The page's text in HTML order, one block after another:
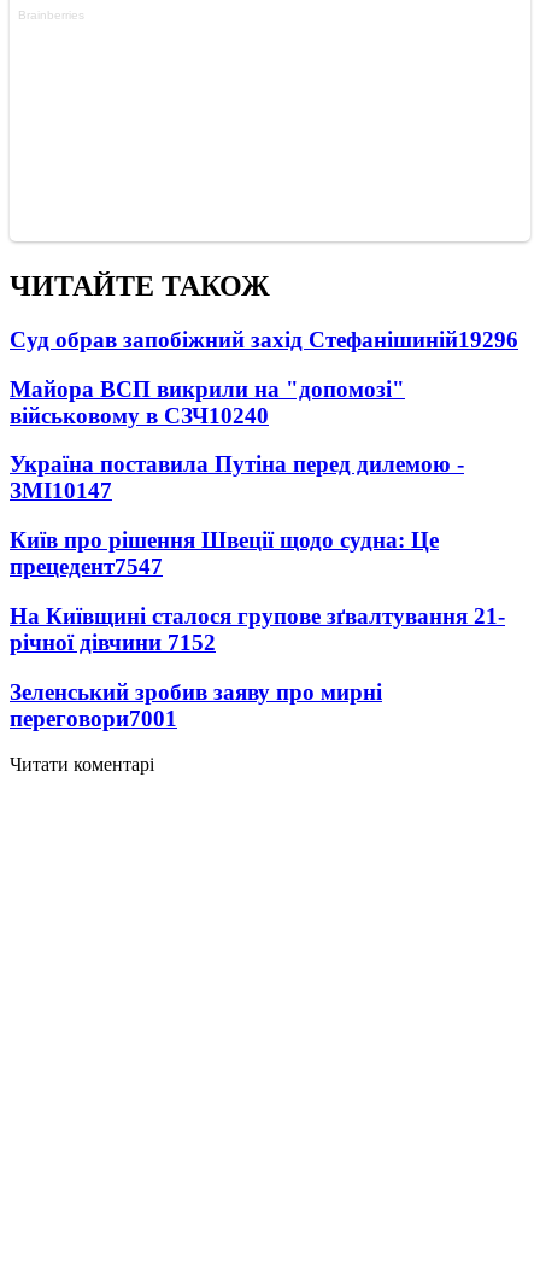
ЧИТАЙТЕ ТАКОЖ
Суд обрав запобіжний захід Стефанішиній19296
Майора ВСП викрили на "допомозі"
військовому в СЗЧ10240
Україна поставила Путіна перед дилемою -
ЗМІ10147
Київ про рішення Швеції щодо судна: Це
прецедент7547
На Київщині сталося групове зґвалтування 21-
річної дівчини 7152
Зеленський зробив заяву про мирні
переговори7001
Читати коментарі